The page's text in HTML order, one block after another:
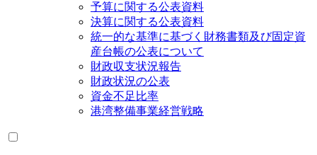
予算に関する公表資料
決算に関する公表資料
統一的な基準に基づく財務書類及び固定資
産台帳の公表について
財政収支状況報告
財政状況の公表
資金不足比率
港湾整備事業経営戦略